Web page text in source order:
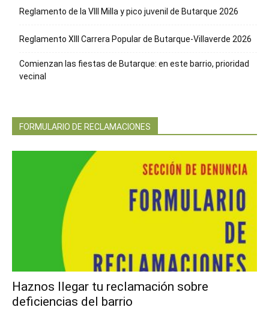
Reglamento de la VIII Milla y pico juvenil de Butarque 2026
Reglamento XIII Carrera Popular de Butarque-Villaverde 2026
Comienzan las fiestas de Butarque: en este barrio, prioridad
vecinal
FORMULARIO DE RECLAMACIONES
Haznos llegar tu reclamación sobre
deficiencias del barrio